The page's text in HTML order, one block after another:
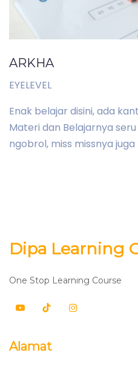
ARKHA
EYELEVEL
Enak belajar disini, ada
Materi dan Belajarnya
ngobrol, miss missnya juga
Dipa Learning
One Stop Learning Course
Alamat